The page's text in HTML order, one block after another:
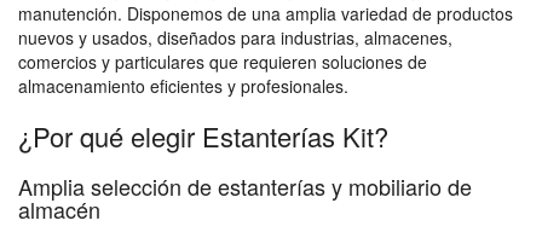
manutención. Disponemos de una amplia variedad de productos
nuevos y usados, diseñados para industrias, almacenes,
comercios y particulares que requieren soluciones de
almacenamiento eficientes y profesionales.
¿Por qué elegir Estanterías Kit?
Amplia selección de estanterías y mobiliario de
almacén